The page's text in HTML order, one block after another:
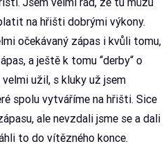
na hřišti dobrými výkony.
očekávaný zápas i kvůli tomu,
a ještě k tomu “derby“ o
užil, s kluky už jsem
spolu vytváříme na hřišti. Sice
ale nevzdali jsme se a dali
to do vítězného konce.